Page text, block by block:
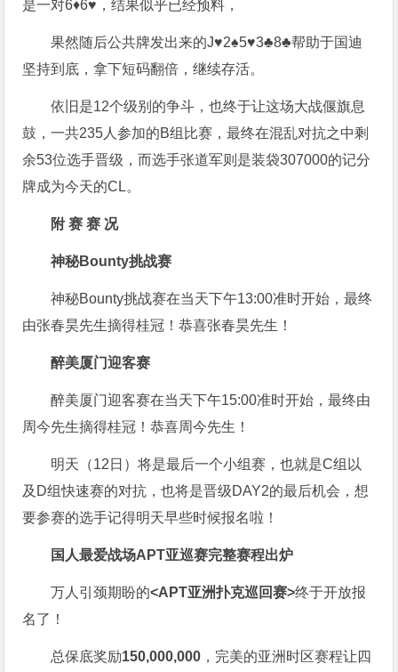
是一对6♦️6♥️，结果似乎已经预料，
果然随后公共牌发出来的J♥️2♠️5♥️3♣️8♣️帮助于国迪
坚持到底，拿下短码翻倍，继续存活。
依旧是12个级别的争斗，也终于让这场大战偃旗息
鼓，一共235人参加的B组比赛，最终在混乱对抗之中剩
余53位选手晋级，而选手张道军则是装袋307000的记分
牌成为今天的CL。
附 赛 赛 况
神秘Bounty挑战赛
神秘Bounty挑战赛在当天下午13:00准时开始，最终
由张春昊先生摘得桂冠！恭喜张春昊先生！
醉美厦门迎客赛
醉美厦门迎客赛在当天下午15:00准时开始，最终由
周今先生摘得桂冠！恭喜周今先生！
明天（12日）将是最后一个小组赛，也就是C组以
及D组快速赛的对抗，也将是晋级DAY2的最后机会，想
要参赛的选手记得明天早些时候报名啦！
国人最爱战场APT亚巡赛完整赛程出炉
万人引颈期盼的<APT亚洲扑克巡回赛>终于开放报
名了！
总保底奖励150,000,000 ，完美的亚洲时区赛程让四